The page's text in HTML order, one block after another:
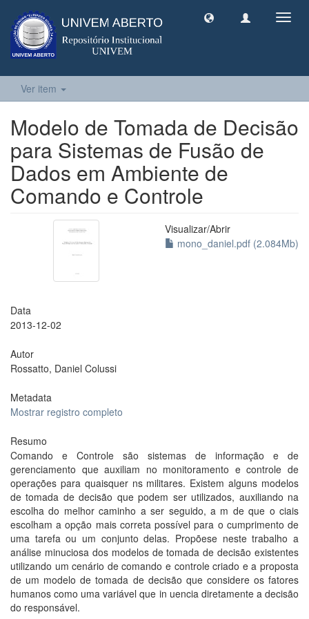
Ver item
Modelo de Tomada de Decisão
para Sistemas de Fusão de
Dados em Ambiente de
Comando e Controle
Visualizar/Abrir
mono_daniel.pdf (2.084Mb)
Data
2013-12-02
Autor
Rossatto, Daniel Colussi
Metadata
Mostrar registro completo
Resumo
Comando e Controle são sistemas de informação e de
gerenciamento que auxiliam no monitoramento e controle de
operações para quaisquer ns militares. Existem alguns modelos
de tomada de decisão que podem ser utilizados, auxiliando na
escolha do melhor caminho a ser seguido, a m de que o ciais
escolham a opção mais correta possível para o cumprimento de
uma tarefa ou um conjunto delas. Propõese neste trabalho a
análise minuciosa dos modelos de tomada de decisão existentes
utilizando um cenário de comando e controle criado e a proposta
de um modelo de tomada de decisão que considere os fatores
humanos como uma variável que in uencia diretamente a decisão
do responsável.